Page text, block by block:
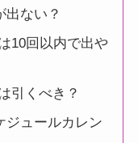
出ない？
10回以内で出や
引くべき？
ジュールカレン